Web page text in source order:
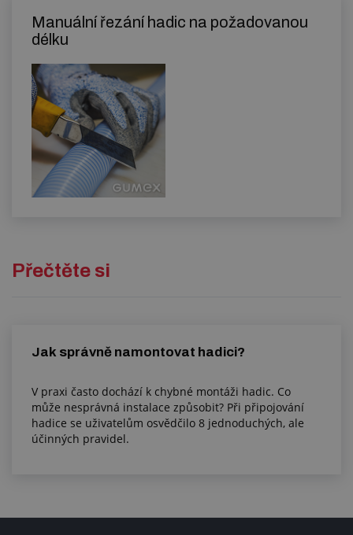
Manuální řezání hadic na požadovanou
délku
Přečtěte si
Jak správně namontovat hadici?
V praxi často dochází k chybné montáži hadic. Co
může nesprávná instalace způsobit? Při připojování
hadice se uživatelům osvědčilo 8 jednoduchých, ale
účinných pravidel.